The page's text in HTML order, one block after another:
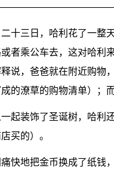
十三日，哈利花了一整
或者乘公车去，这对哈利
说，爸爸就在附近购物
的潦草的购物清单）；
起装饰了圣诞树，哈利
买的）。
快地把金币换成了纸钱